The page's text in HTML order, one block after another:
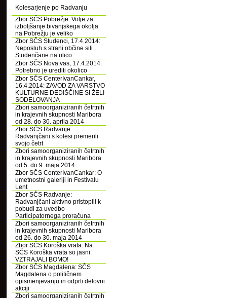
Kolesarjenje po Radvanju
Zbor SČS Pobrežje: Volje za
izboljšanje bivanjskega okolja
na Pobrežju je veliko
Zbor SČS Studenci, 17.4.2014:
Neposluh s strani občine sili
Studenčane na ulico
Zbor SČS Nova vas, 17.4.2014:
Potrebno je urediti okolico
Zbor SČS CenterIvanCankar,
16.4.2014: ZAVOD ZA VARSTVO
KULTURNE DEDIŠČINE SI ŽELI
SODELOVANJA
Zbori samoorganiziranih četrtnih
in krajevnih skupnosti Maribora
od 28. do 30. aprila 2014
Zbor SČS Radvanje:
Radvanjčani s kolesi premerili
svojo četrt
Zbori samoorganiziranih četrtnih
in krajevnih skupnosti Maribora
od 5. do 9. maja 2014
Zbor SČS CenterIvanCankar: O
umetnostni galeriji in Festivalu
Lent
Zbor SČS Radvanje:
Radvanjčani aktivno pristopili k
pobudi za uvedbo
Participatornega proračuna
Zbori samoorganiziranih četrtnih
in krajevnih skupnosti Maribora
od 26. do 30. maja 2014
Zbor SČS Koroška vrata: Na
SČS Koroška vrata so jasni:
VZTRAJALI BOMO!
Zbor SČS Magdalena: SČS
Magdalena o političnem
opismenjevanju in odprti delovni
akciji
Zbori samoorganiziranih četrtnih